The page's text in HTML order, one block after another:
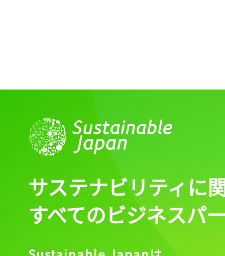
サステナビリティに
すべてのビジネスパ